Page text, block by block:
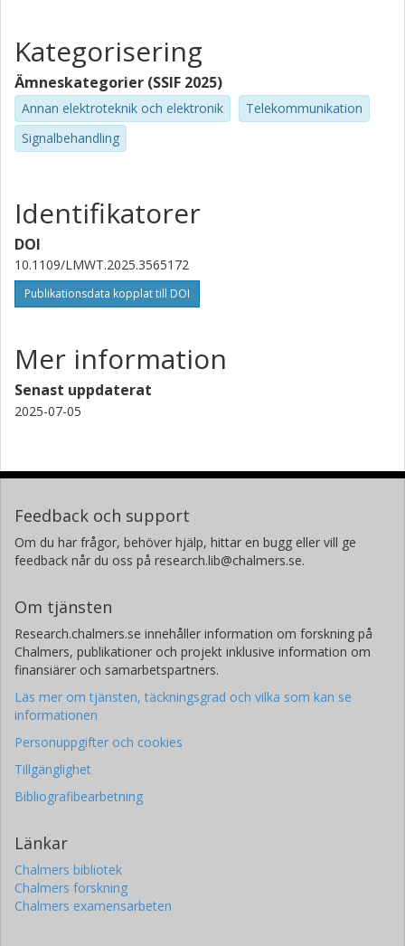
Kategorisering
Ämneskategorier (SSIF 2025)
Annan elektroteknik och elektronik
Telekommunikation
Signalbehandling
Identifikatorer
DOI
10.1109/LMWT.2025.3565172
Publikationsdata kopplat till DOI
Mer information
Senast uppdaterat
2025-07-05
Feedback och support
Om du har frågor, behöver hjälp, hittar en bugg eller vill ge
feedback når du oss på research.lib@chalmers.se.
Om tjänsten
Research.chalmers.se innehåller information om forskning på
Chalmers, publikationer och projekt inklusive information om
finansiärer och samarbetspartners.
Läs mer om tjänsten, täckningsgrad och vilka som kan se
informationen
Personuppgifter och cookies
Tillgänglighet
Bibliografibearbetning
Länkar
Chalmers bibliotek
Chalmers forskning
Chalmers examensarbeten